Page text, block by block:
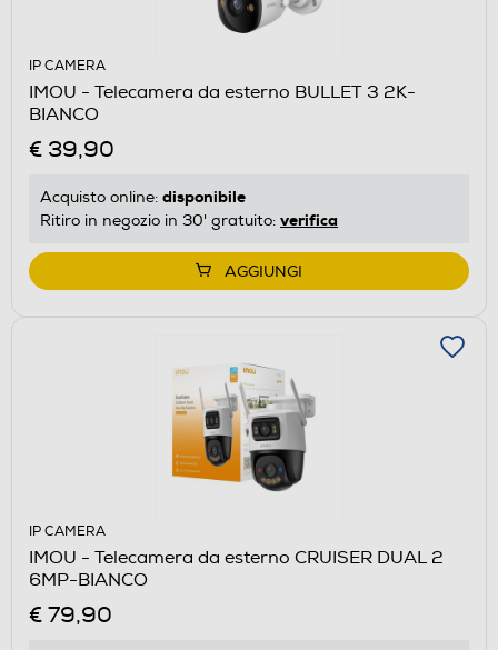
IP CAMERA
IMOU - Telecamera da esterno BULLET 3 2K-
BIANCO
€ 39,90
Acquisto online: disponibile
Ritiro in negozio in 30' gratuito: verifica
AGGIUNGI
IP CAMERA
IMOU - Telecamera da esterno CRUISER DUAL 2
6MP-BIANCO
€ 79,90